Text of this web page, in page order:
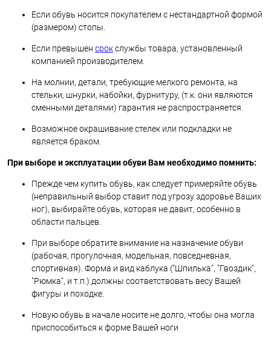
Если обувь носится покупателем с нестандартной формой
(размером) стопы.
Если превышен срокслужбы товара, установленный
компанией производителем.
На молнии, детали, требующие мелкого ремонта, на
стельки, шнурки, набойки, фурнитуру, (т.к. они являются
сменными деталями) гарантия не распространяется.
Возможное окрашивание стелек или подкладки не
является браком.
При выборе и эксплуатации обуви Вам необходимо помнить:
Прежде чем купить обувь, как следует примеряйте обувь
(неправильный выбор ставит под угрозу здоровье Ваших
ног), выбирайте обувь, которая не давит, особенно в
области пальцев.
При выборе обратите внимание на назначение обуви
(рабочая, прогулочная, модельная, повседневная,
спортивная). Форма и вид каблука ("Шпилька", "Гвоздик",
"Рюмка", и т.п.) должны соответствовать весу Вашей
фигуры и походке.
Новую обувь в начале носите не долго, чтобы она могла
приспособиться к форме Вашей ноги